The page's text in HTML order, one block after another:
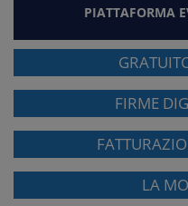
PIATTAFORMA
FIRME
LA